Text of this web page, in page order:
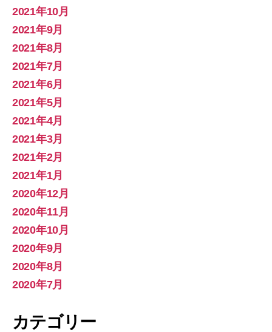
2021年10月
2021年9月
2021年8月
2021年7月
2021年6月
2021年5月
2021年4月
2021年3月
2021年2月
2021年1月
2020年12月
2020年11月
2020年10月
2020年9月
2020年8月
2020年7月
カテゴリー